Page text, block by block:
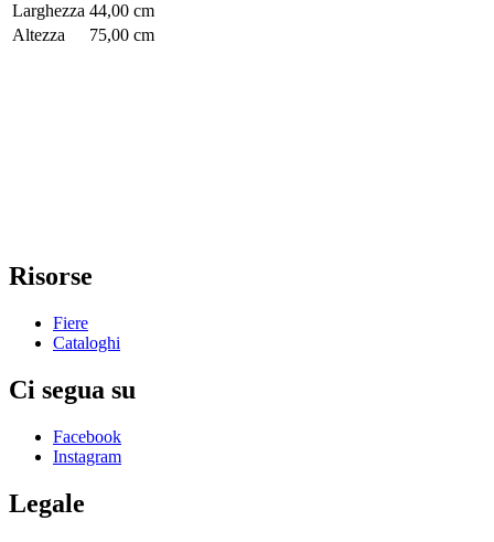
Larghezza 44,00 cm
Altezza
75,00 cm
Risorse
Fiere
Cataloghi
Ci segua su
Facebook
Instagram
Legale